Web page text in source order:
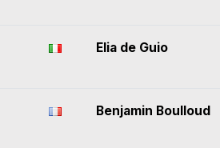
Elia de Guio
Benjamin Boulloud